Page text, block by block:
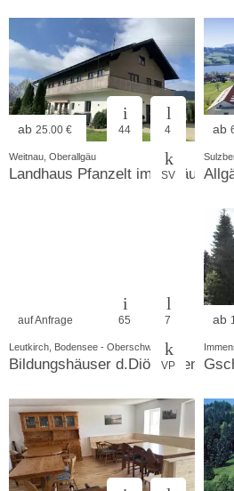
ab 25.00 € 44 4
SV
Weitnau, Oberallgäu
Landhaus Pfanzelt im Allgäu
ab
auf Anfrage 65 7
VP
Leutkirch, Bodensee - Oberschwaben
Bildungshäuser d.Diö.Rottenburg
ab